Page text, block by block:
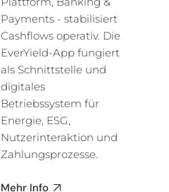
Payments - stabilisiert
Cashflows operativ. Die
EverYield-App fungiert
als Schnittstelle und
digitales
Betriebssystem für
Energie, ESG,
Nutzerinteraktion und
Zahlungsprozesse.
Mehr Info